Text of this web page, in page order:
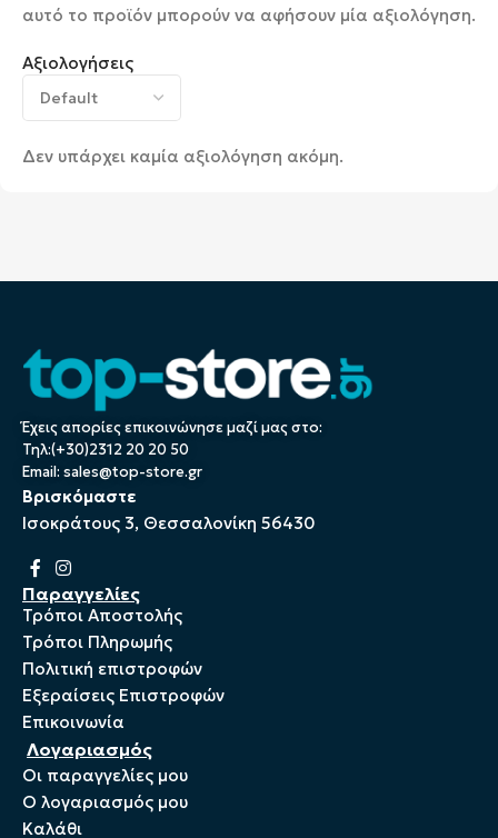
Αξιολογήσεις
Δεν υπάρχει καμία αξιολόγηση ακόμη.
αυτό το προϊόν μπορούν να αφήσουν μία αξιολόγηση.
Έχεις απορίες επικοινώνησε μαζί μας στο:
Τηλ:(+30)2312 20 20 50
Email: sales@top-store.gr
Βρισκόμαστε
Ισοκράτους 3, Θεσσαλονίκη 56430
Παραγγελίες
Τρόποι Αποστολής
Τρόποι Πληρωμής
Πολιτική επιστροφών
Εξεραίσεις Επιστροφών
Επικοινωνία
Λογαριασμός
Οι παραγγελίες μου
Ο λογαριασμός μου
Καλάθι